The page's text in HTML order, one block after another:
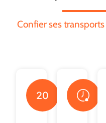
Confier ses transports
20